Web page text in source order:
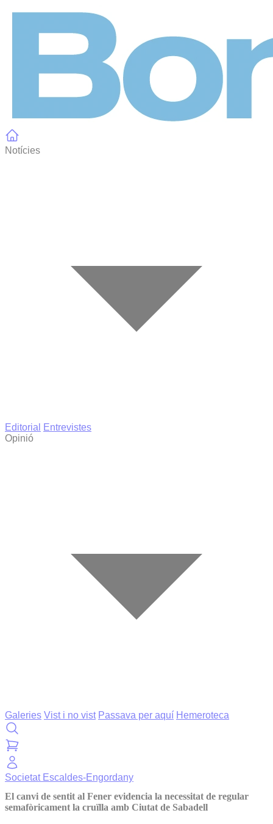
Notícies
Editorial
Entrevistes
Opinió
Galeries Vist i no vist Passava per aquí Hemeroteca
Societat Escaldes-Engordany
El canvi de sentit al Fener evidencia la necessitat de regular
semafòricament la cruïlla amb Ciutat de Sabadell